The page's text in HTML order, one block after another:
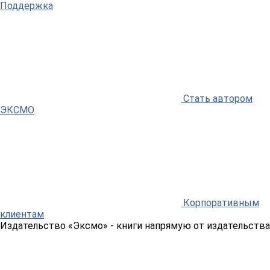
Поддержка
Стать автором
ЭКСМО
Корпоративным
клиентам
Издательство «Эксмо» - книги напрямую от издательства